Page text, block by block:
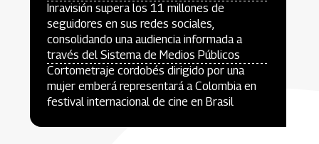
Inravisión supera los 11 millones de
seguidores en sus redes sociales,
consolidando una audiencia informada a
través del Sistema de Medios Públicos
Cortometraje cordobés dirigido por una
mujer emberá representará a Colombia en
festival internacional de cine en Brasil